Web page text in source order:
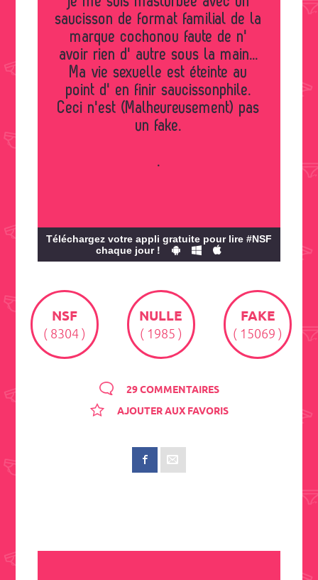
saucisson de format familial de la
marque cochonou faute de n'
avoir rien d' autre sous la main...
Ma vie sexuelle est éteinte au
point d' en finir saucissonphile.
Ceci n'est (Malheureusement) pas
un fake.
.
Téléchargez votre appli gratuite pour lire #NSF
chaque jour !
NSF
( 8304 )
NULLE
( 1985 )
FAKE
( 15069 )
29 COMMENTAIRES
AJOUTER AUX FAVORIS